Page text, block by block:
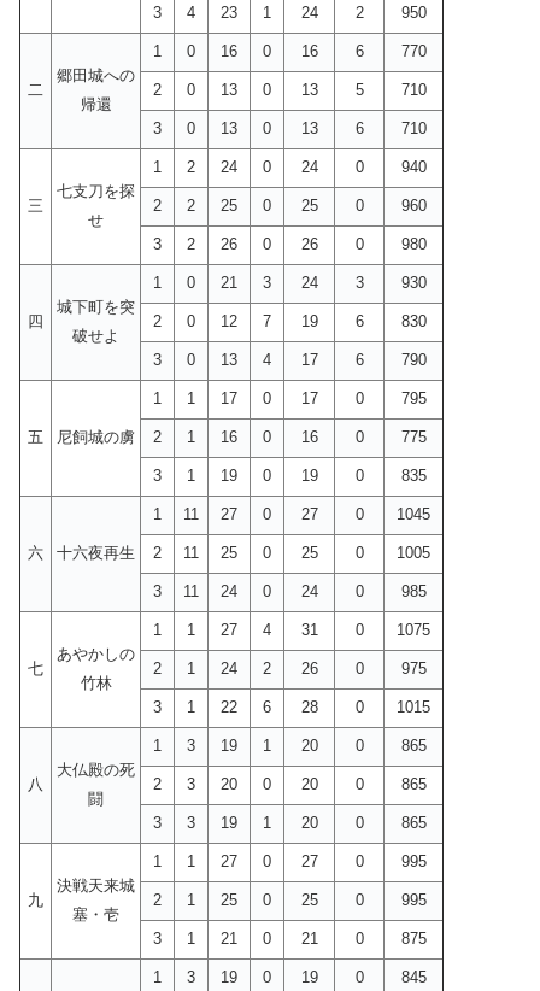
3 4 23 1 24 2 950
二
郷田城への
帰還
1 0 16 0 16 6 770
2 0 13 0 13 5 710
3 0 13 0 13 6 710
三
七支刀を探
せ
1 2 24 0 24 0 940
2 2 25 0 25 0 960
3 2 26 0 26 0 980
四
城下町を突
破せよ
1 0 21 3 24 3 930
2 0 12 7 19 6 830
3 0 13 4 17 6 790
五 尼飼城の虜
1 1 17 0 17 0 795
2 1 16 0 16 0 775
3 1 19 0 19 0 835
六 十六夜再生
1 11 27 0 27 0 1045
2 11 25 0 25 0 1005
3 11 24 0 24 0 985
七
あやかしの
竹林
1 1 27 4 31 0 1075
2 1 24 2 26 0 975
3 1 22 6 28 0 1015
八
大仏殿の死
闘
1 3 19 1 20 0 865
2 3 20 0 20 0 865
3 3 19 1 20 0 865
九
決戦天来城
塞・壱
1 1 27 0 27 0 995
2 1 25 0 25 0 995
3 1 21 0 21 0 875
1 3 19 0 19 0 845